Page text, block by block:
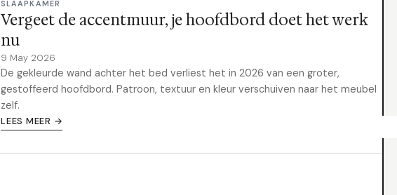
SLAAPKAMER
Vergeet de accentmuur, je hoofdbord doet het werk
nu
9 May 2026
De gekleurde wand achter het bed verliest het in 2026 van een groter,
gestoffeerd hoofdbord. Patroon, textuur en kleur verschuiven naar het meubel
zelf.
LEES MEER →